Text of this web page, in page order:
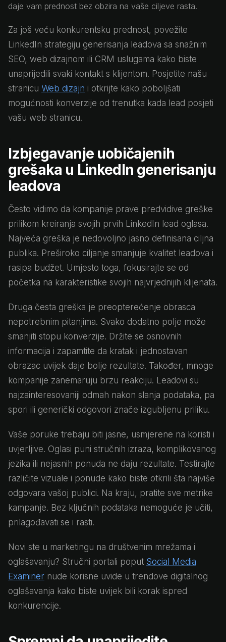
daje vam prednost bez obzira na vaše ciljeve rasta.
Za još veću konkurentsku prednost, povežite
LinkedIn strategiju generisanja leadova sa snažnim
SEO, web dizajnom ili CRM uslugama kako biste
unaprijedili svaki kontakt s klijentom. Posjetite našu
stranicu Web dizajn i otkrijte kako poboljšati
mogućnosti konverzije od trenutka kada lead posjeti
vašu web stranicu.
Izbjegavanje uobičajenih
grešaka u LinkedIn generisanju
leadova
Često vidimo da kompanije prave predvidive greške
prilikom kreiranja svojih prvih LinkedIn lead oglasa.
Najveća greška je nedovoljno jasno definisana ciljna
publika. Preširoko ciljanje smanjuje kvalitet leadova i
rasipa budžet. Umjesto toga, fokusirajte se od
početka na karakteristike svojih najvrjednijih klijenata.
Druga česta greška je preopterećenje obrasca
nepotrebnim pitanjima. Svako dodatno polje može
smanjiti stopu konverzije. Držite se osnovnih
informacija i zapamtite da kratak i jednostavan
obrazac uvijek daje bolje rezultate. Također, mnoge
kompanije zanemaruju brzu reakciju. Leadovi su
najzainteresovaniji odmah nakon slanja podataka, pa
spori ili generički odgovori znače izgubljenu priliku.
Vaše poruke trebaju biti jasne, usmjerene na koristi i
uvjerljive. Oglasi puni stručnih izraza, komplikovanog
jezika ili nejasnih ponuda ne daju rezultate. Testirajte
različite vizuale i ponude kako biste otkrili šta najviše
odgovara vašoj publici. Na kraju, pratite sve metrike
kampanje. Bez ključnih podataka nemoguće je učiti,
prilagođavati se i rasti.
Novi ste u marketingu na društvenim mrežama i
oglašavanju? Stručni portali poput Social Media
Examiner nude korisne uvide u trendove digitalnog
oglašavanja kako biste uvijek bili korak ispred
konkurencije.